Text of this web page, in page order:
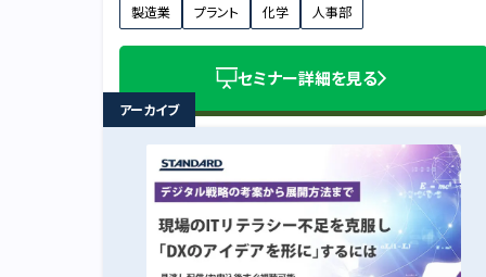
製造業 プラント 化学 人事部
セミナー詳細を見る
アーカイブ